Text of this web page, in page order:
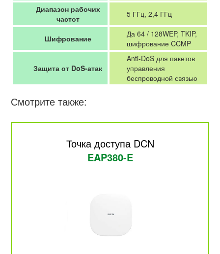
Диапазон рабочих
частот
5 ГГц, 2,4 ГГц
Шифрование
Да 64 / 128WEP, TKIP,
шифрование CCMP
Защита от DoS-атак
Anti-DoS для пакетов
управления
беспроводной связью
Смотрите также:
Точка доступа DCN
EAP380-E